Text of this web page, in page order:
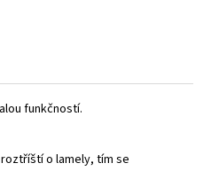
funkčností.
o lamely, tím se